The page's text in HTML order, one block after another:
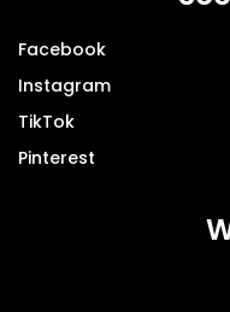
Facebook
Instagram
TikTok
Pinterest